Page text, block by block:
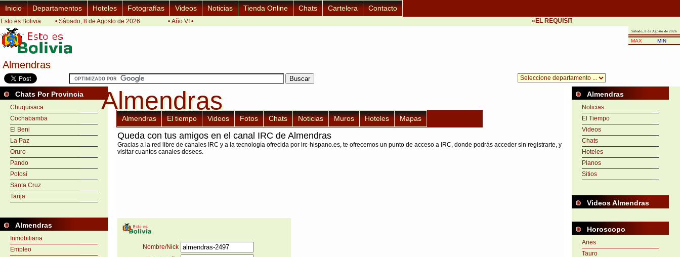
Almendras
Almendras
Inicio Departamentos Hoteles Fotografías Videos Noticias Tienda Online Chats Cartelera Contacto
Esto es Bolivia • Sábado, 8 de Agosto de 2026 • Año VI • «EL REQUISITO DEL ÉXITO ES LA PRONTITUD EN
Sábado, 8 de Agosto de 2026
MAX MIN
Chats Por Provincia
Chuquisaca
Cochabamba
El Beni
La Paz
Oruro
Pando
Potosí
Santa Cruz
Tarija
Almendras
Inmobiliaria
Empleo
Almendras
Almendras
Almendras El tiempo Videos Fotos Chats Noticias Muros Hoteles Mapas
Queda con tus amigos en el canal IRC de Almendras
Gracias a la red libre de canales IRC y a la tecnología ofrecida por irc-hispano.es, te ofrecemos un punto de acceso a IRC, donde podrás acceder sin registrarte, y
visitar cuantos canales desees.
Nombre/Nick
Almendras
Noticias
El Tiempo
Videos
Chats
Hoteles
Planos
Sitios
Videos Almendras
Horoscopo
Aries
Tauro